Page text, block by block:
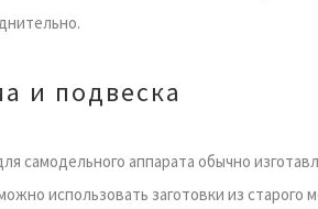
и подвеска
самодельного аппарата обычно
использовать заготовки из